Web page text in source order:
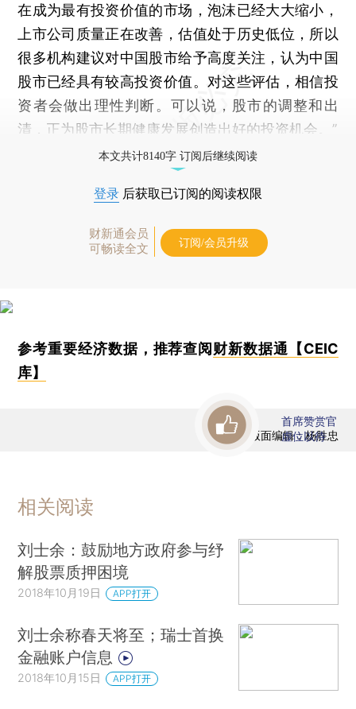
在成为最有投资价值的市场，泡沫已经大大缩小，
上市公司质量正在改善，估值处于历史低位，所以
很多机构建议对中国股市给予高度关注，认为中国
股市已经具有较高投资价值。对这些评估，相信投
资者会做出理性判断。可以说，股市的调整和出
清，正为股市长期健康发展创造出好的投资机会。”
本文共计8140字 订阅后继续阅读
登录 后获取已订阅的阅读权限
财新通会员
可畅读全文
订阅/会员升级
参考重要经济数据，推荐查阅 财新数据通【CEIC
库】
版面编辑：杨胜忠
首席赞赏官
虚位以待
相关阅读
刘士余：鼓励地方政府参与纾
解股票质押困境
2018年10月19日 APP打开
刘士余称春天将至；瑞士首换
金融账户信息
2018年10月15日 APP打开